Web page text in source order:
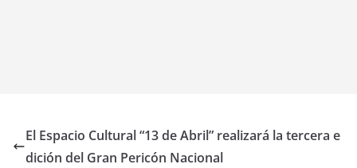
El Espacio Cultural “13 de Abril” realizará la tercera e
dición del Gran Pericón Nacional